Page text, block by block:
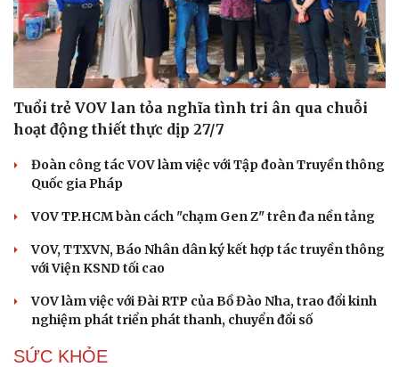
Tuổi trẻ VOV lan tỏa nghĩa tình tri ân qua chuỗi
hoạt động thiết thực dịp 27/7
Đoàn công tác VOV làm việc với Tập đoàn Truyền thông
Quốc gia Pháp
VOV TP.HCM bàn cách "chạm Gen Z" trên đa nền tảng
VOV, TTXVN, Báo Nhân dân ký kết hợp tác truyền thông
với Viện KSND tối cao
VOV làm việc với Đài RTP của Bồ Đào Nha, trao đổi kinh
nghiệm phát triển phát thanh, chuyển đổi số
SỨC KHỎE